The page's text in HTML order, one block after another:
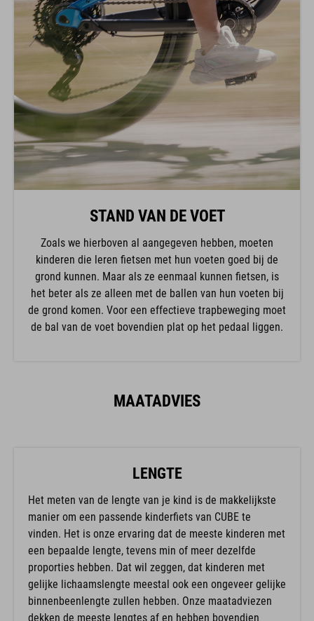
STAND VAN DE VOET
Zoals we hierboven al aangegeven hebben, moeten
kinderen die leren fietsen met hun voeten goed bij de
grond kunnen. Maar als ze eenmaal kunnen fietsen, is
het beter als ze alleen met de ballen van hun voeten bij
de grond komen. Voor een effectieve trapbeweging moet
de bal van de voet bovendien plat op het pedaal liggen.
MAATADVIES
LENGTE
Het meten van de lengte van je kind is de makkelijkste
manier om een passende kinderfiets van CUBE te
vinden. Het is onze ervaring dat de meeste kinderen met
een bepaalde lengte, tevens min of meer dezelfde
proporties hebben. Dat wil zeggen, dat kinderen met
gelijke lichaamslengte meestal ook een ongeveer gelijke
binnenbeenlengte zullen hebben. Onze maatadviezen
dekken de meeste lengtes af en hebben bovendien